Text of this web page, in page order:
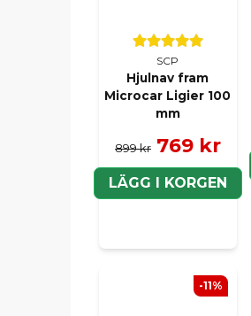
SCP
Hjulnav fram
Microcar Ligier 100
mm
899 kr 769 kr
LÄGG I KORGEN
-11%